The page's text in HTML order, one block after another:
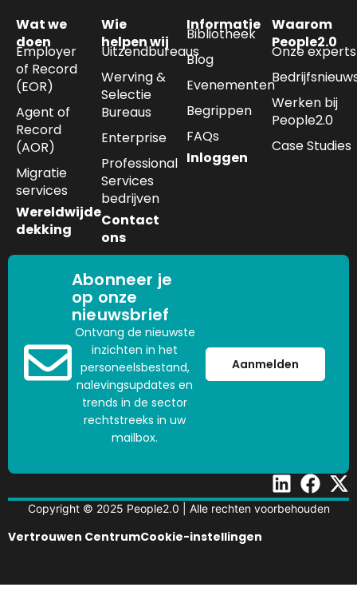
Wat we
doen
Employer
of Record
(EOR)
Agent of
Record
(AOR)
Migratie
services
Wereldwijde
dekking
Wie
helpen wij
Uitzendbureaus
Werving &
Selectie
Bureaus
Enterprise
Professional
Services
bedrijven
Contact
ons
Informatie
Bibliotheek
Blog
Evenementen
Begrippen
FAQs
Inloggen
Waarom
People2.0
Onze experts
Werken bij
People2.0
Case Studies
Abonneer je
op onze
nieuwsbrief
Ontvang de nieuwste
inzichten in het
personeelsbestand,
nalevingsupdates en
trends in de sector
rechtstreeks in uw
mailbox.
Aanmelden
Copyright © 2025 People2.0 | Alle rechten voorbehouden
Vertrouwen CentrumCookie-instellingen